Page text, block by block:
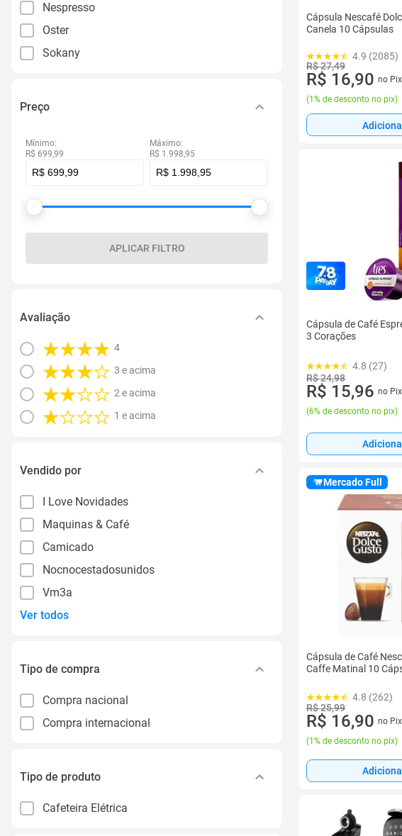
Nespresso
Oster
Sokany
Preço
Mínimo:
R$ 699,99
Máximo:
R$ 1.998,95
APLICAR FILTRO
Avaliação
4
3 e acima
2 e acima
1 e acima
Vendido por
I Love Novidades
Maquinas & Café
Camicado
Nocnocestadosunidos
Vm3a
Ver todos
Tipo de compra
Compra nacional
Compra internacional
Tipo de produto
Cafeteira Elétrica
Cápsula Nescafé
Canela 10 Cápsulas
4.9 (2085)
R$ 27,49
R$ 16,90 no Pix
(1% de desconto no pix)
Cápsula de Café
3 Corações
4.8 (27)
R$ 24,98
R$ 15,96 no Pix
(6% de desconto no pix)
Mercado Full
Cápsula de Café
Caffe Matinal 10
4.8 (262)
R$ 25,99
R$ 16,90 no Pix
(1% de desconto no pix)